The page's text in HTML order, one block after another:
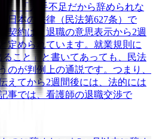
、「人手不足だから辞められな
日本の法律（民法第627条）で
契約は、退職の意思表示から2週
定められています。就業規則に
ること」と書いてあっても、民法
のが判例上の通説です。つまり、
えてから2週間後には、法的には
事では、看護師の退職交渉で